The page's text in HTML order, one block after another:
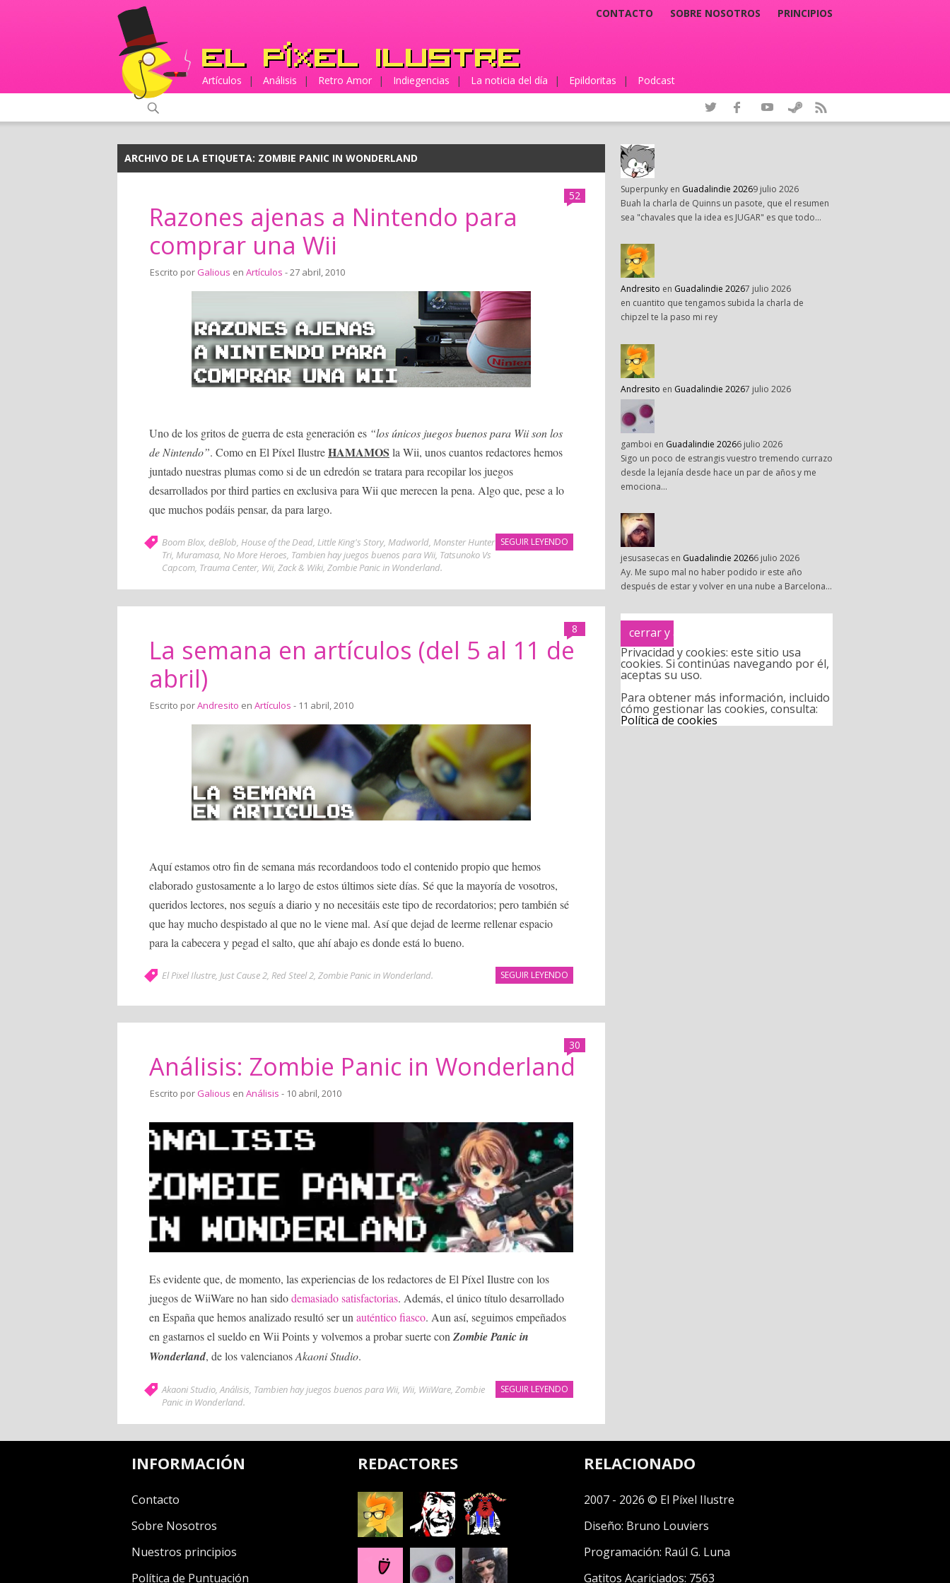
CONTACTO SOBRE NOSOTROS PRINCIPIOS
Artículos | Análisis | Retro Amor | Indiegencias | La noticia del día | Epildoritas | Podcast
ARCHIVO DE LA ETIQUETA: ZOMBIE PANIC IN WONDERLAND
52
Razones ajenas a Nintendo para
comprar una Wii
Escrito por Galious en Artículos - 27 abril, 2010
Uno de los gritos de guerra de esta generación es “los únicos juegos buenos para Wii son los
de Nintendo”. Como en El Píxel IlustreHAMAMOS la Wii, unos cuantos redactores hemos
juntado nuestras plumas como si de un edredón se tratara para recopilar los juegos
desarrollados por third parties en exclusiva para Wii que merecen la pena. Algo que, pese a lo
que muchos podáis pensar, da para largo.
SEGUIR LEYENDO
Boom Blox, deBlob, House of the Dead, Little King's Story, Madworld, Monster Hunter
Tri, Muramasa, No More Heroes, Tambien hay juegos buenos para Wii, Tatsunoko Vs
Capcom, Trauma Center, Wii, Zack & Wiki, Zombie Panic in Wonderland.
8
La semana en artículos (del 5 al 11 de
abril)
Escrito porAndresito en Artículos - 11 abril, 2010
Aquí estamos otro fin de semana más recordandoos todo el contenido propio que hemos
elaborado gustosamente a lo largo de estos últimos siete días. Sé que la mayoría de vosotros,
queridos lectores, nos seguís a diario y no necesitáis este tipo de recordatorios; pero también sé
que hay mucho despistado al que no le viene mal. Así que dejad de leerme rellenar espacio
para la cabecera y pegad el salto, que ahí abajo es donde está lo bueno.
SEGUIR LEYENDO
El Pixel Ilustre, Just Cause 2, Red Steel 2, Zombie Panic in Wonderland.
30
Análisis: Zombie Panic in Wonderland
Escrito por Galious en Análisis - 10 abril, 2010
Es evidente que, de momento, las experiencias de los redactores de El Píxel Ilustre con los
juegos de WiiWare no han sidodemasiadosatisfactorias. Además, el único título desarrollado
en España que hemos analizado resultó ser unauténtico fiasco. Aun así, seguimos empeñados
en gastarnos el sueldo en Wii Points y volvemos a probar suerte conZombie Panic in
Wonderland, de los valencianosAkaoni Studio.
SEGUIR LEYENDO
Akaoni Studio,Análisis, Tambien hay juegos buenos para Wii, Wii, WiiWare, Zombie
Panic in Wonderland.
Superpunky en Guadalindie 20269 julio 2026
Buah la charla de Quinns un pasote, que el resumen
sea "chavales que la idea es JUGAR" es que todo…
Andresito en Guadalindie 20267 julio 2026
en cuantito que tengamos subida la charla de
chipzel te la paso mi rey
Andresito en Guadalindie 20267 julio 2026
gamboi en Guadalindie 20266 julio 2026
Sigo un poco de estrangis vuestro tremendo currazo
desde la lejanía desde hace un par de años y me
emociona…
jesusasecas en Guadalindie 20266 julio 2026
Ay. Me supo mal no haber podido ir este año
después de estar y volver en una nube a Barcelona…
Privacidad y cookies: este sitio usa
cookies. Si continúas navegando por él,
aceptas su uso.
Para obtener más información, incluido
cómo gestionar las cookies, consulta:
Política de cookies
INFORMACIÓN
Contacto
Sobre Nosotros
Nuestros principios
Política de Puntuación
REDACTORES RELACIONADO
2007 - 2026 © El Píxel Ilustre
Diseño: Bruno Louviers
Programación: Raúl G. Luna
Gatitos Acariciados: 7563